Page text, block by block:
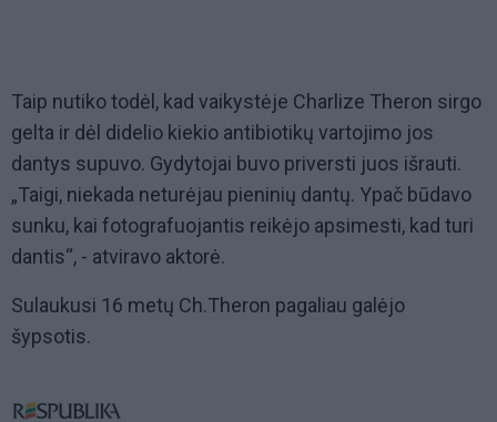
Taip nutiko todėl, kad vaikystėje Charlize Theron sirgo
gelta ir dėl didelio kiekio antibiotikų vartojimo jos
dantys supuvo. Gydytojai buvo priversti juos išrauti.
„Taigi, niekada neturėjau pieninių dantų. Ypač būdavo
sunku, kai fotografuojantis reikėjo apsimesti, kad turi
dantis“, - atviravo aktorė.
Sulaukusi 16 metų Ch.Theron pagaliau galėjo
šypsotis.